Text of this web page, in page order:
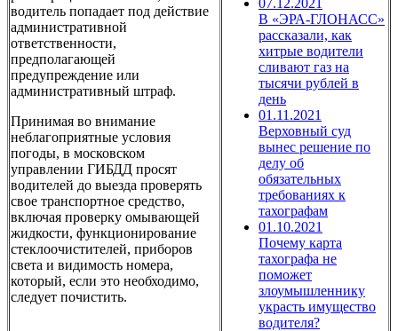
водитель попадает под действие
административной
ответственности,
предполагающей
предупреждение или
административный штраф.
Принимая во внимание
неблагоприятные условия
погоды, в московском
управлении ГИБДД просят
водителей до выезда проверять
свое транспортное средство,
включая проверку омывающей
жидкости, функционирование
стеклоочистителей, приборов
света и видимость номера,
который, если это необходимо,
следует почистить.
В «ЭРА-ГЛОНАСС»
рассказали, как
хитрые водители
сливают газ на
тысячи рублей в
день
01.11.2021
Верховный суд
вынес решение по
делу об
обязательных
требованиях к
тахографам
01.10.2021
Почему карта
тахографа не
поможет
злоумышленнику
украсть имущество
водителя?